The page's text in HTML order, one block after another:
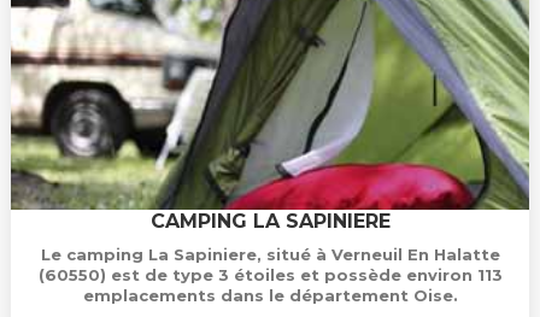
CAMPING LA SAPINIERE
Le camping La Sapiniere, situé à Verneuil En Halatte
(60550) est de type 3 étoiles et possède environ 113
emplacements dans le département Oise.